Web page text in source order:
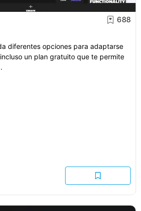
688
diferentes opciones para adaptarse
un plan gratuito que te permite